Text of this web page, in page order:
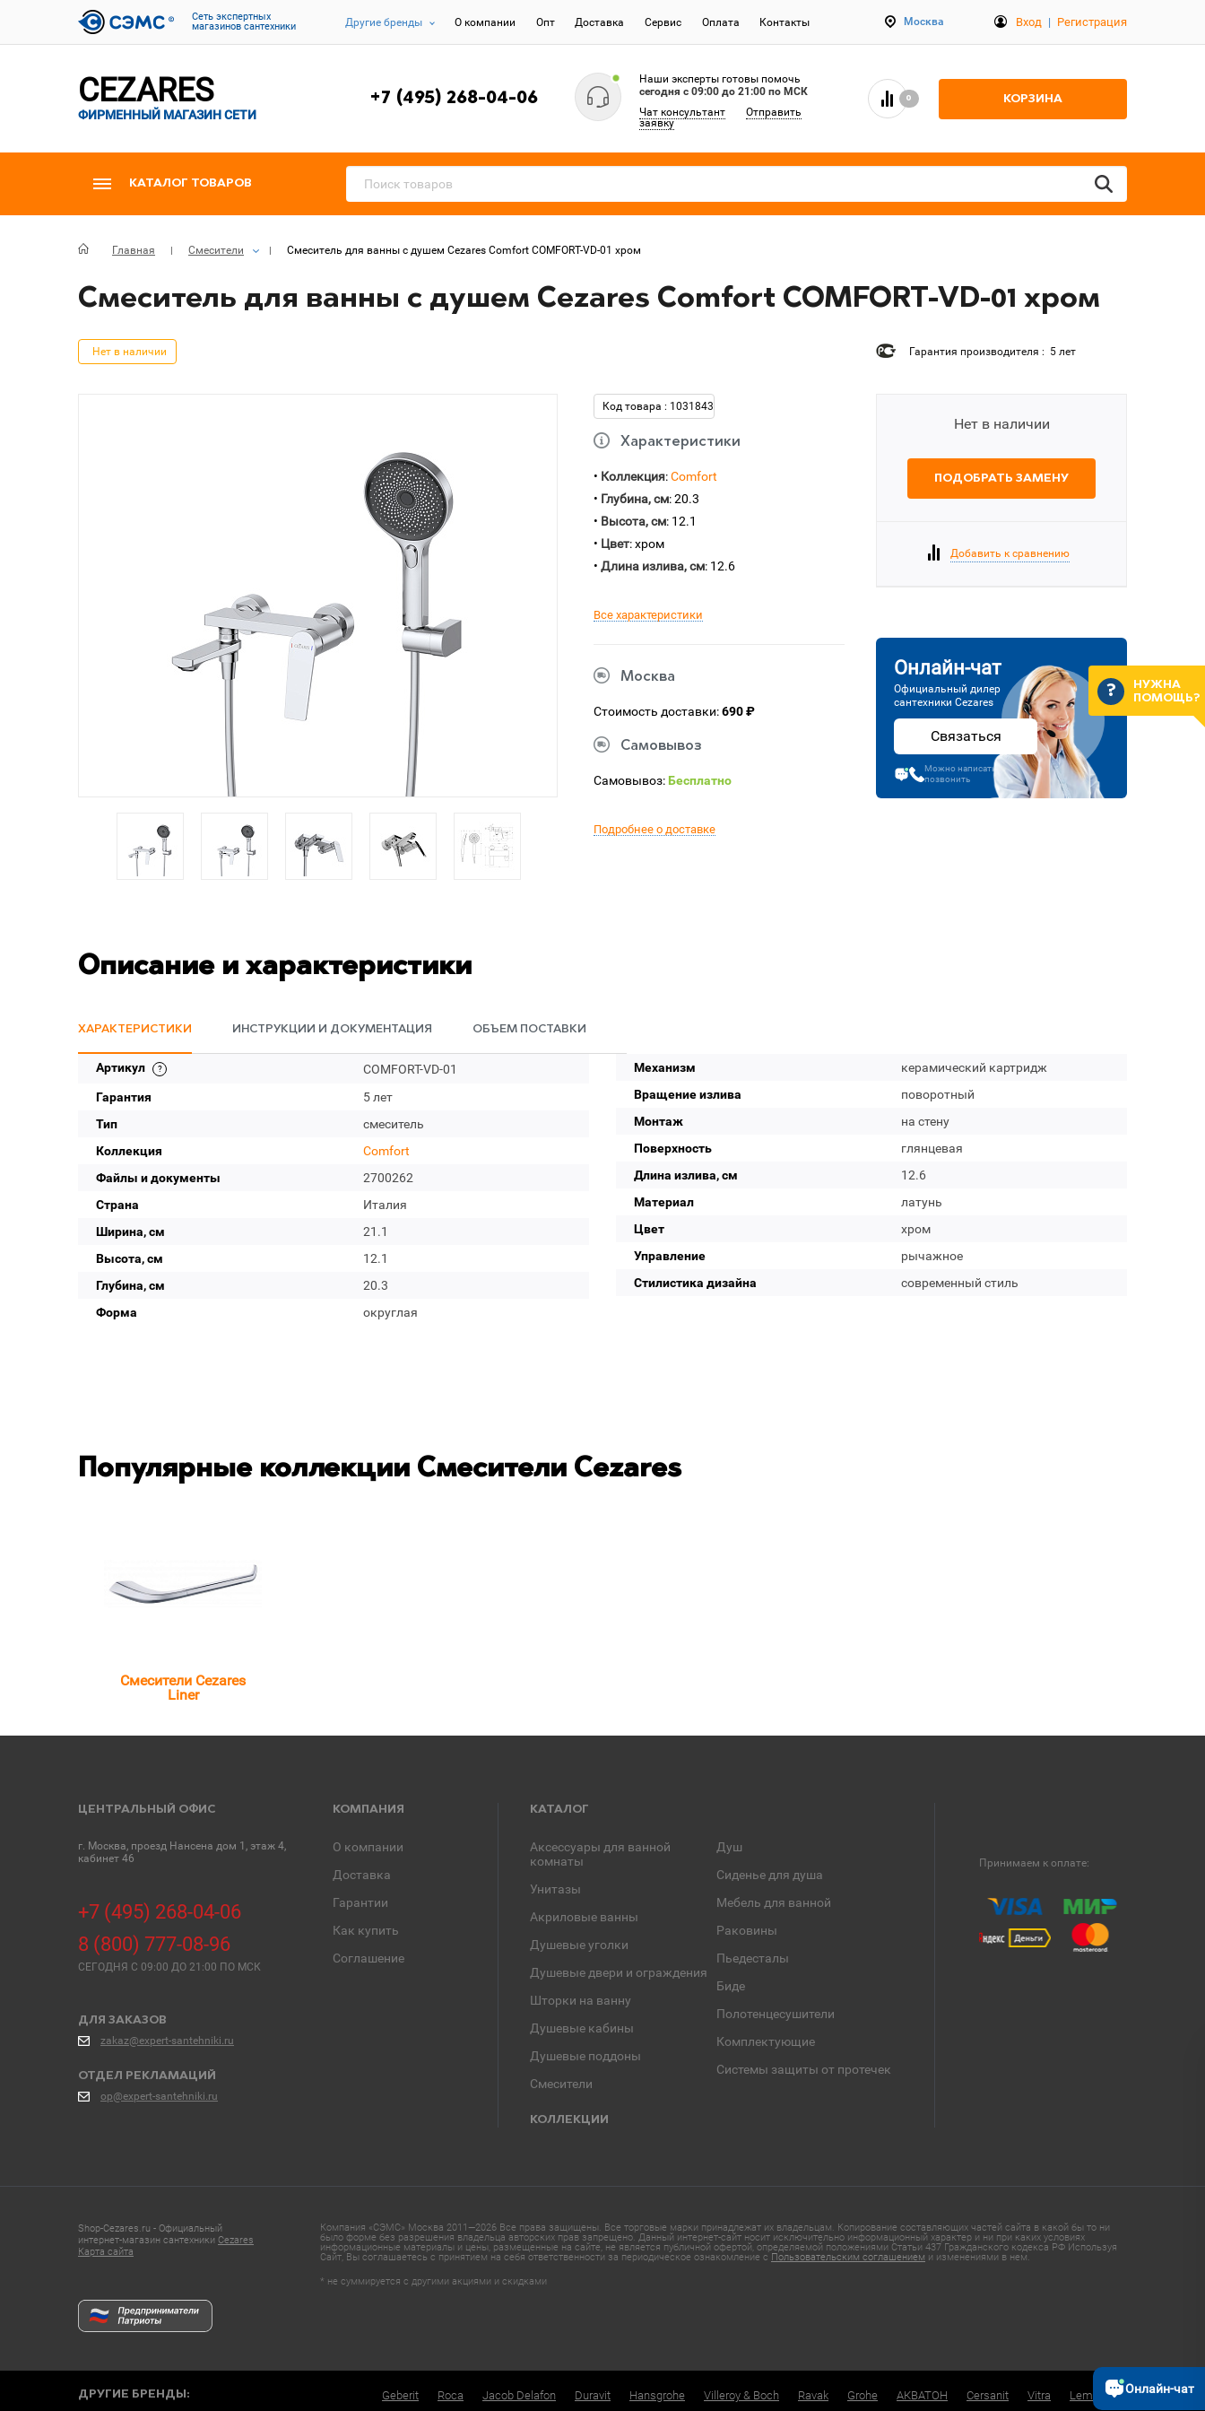
Cеть экспертных
магазинов сантехники
Другие бренды О компании Опт Доставка Сервис Оплата Контакты Москва Вход | Регистрация
CEZARES
ФИРМЕННЫЙ МАГАЗИН СЕТИ
+7 (495) 268-04-06
Наши эксперты готовы помочь
сегодня c 09:00 до 21:00 по МСК
Чат консультант
Отправить
заявку
0 КОРЗИНА
КАТАЛОГ ТОВАРОВ
Главная Смесители Смеситель для ванны с душем Cezares Comfort COMFORT-VD-01 хром
Смеситель для ванны с душем Cezares Comfort COMFORT-VD-01 хром
Нет в наличии Гарантия производителя : 5 лет
Код товара : 1031843
Характеристики
• Коллекция:Comfort
• Глубина, см: 20.3
• Высота, см: 12.1
• Цвет: хром
• Длина излива, см: 12.6
Все характеристики
Москва
Стоимость доставки:690 ₽
Самовывоз
Самовывоз:Бесплатно
Подробнее о доставке
Нет в наличии
ПОДОБРАТЬ ЗАМЕНУ
Добавить к сравнению
Онлайн-чат
Официальный дилер
сантехники Cezares
Связаться
Можно написать или
позвонить
Описание и характеристики
ХАРАКТЕРИСТИКИ ИНСТРУКЦИИ И ДОКУМЕНТАЦИЯ ОБЪЕМ ПОСТАВКИ
Артикул
COMFORT-VD-01
Гарантия
5 лет
Тип
смеситель
Коллекция
Comfort
Файлы и документы
2700262
Страна
Италия
Ширина, см
21.1
Высота, см
12.1
Глубина, см
20.3
Форма
округлая
Механизм
керамический картридж
Вращение излива
поворотный
Монтаж
на стену
Поверхность
глянцевая
Длина излива, см
12.6
Материал
латунь
Цвет
хром
Управление
рычажное
Стилистика дизайна
современный стиль
Популярные коллекции Смесители Cezares
Смесители Cezares
Liner
ЦЕНТРАЛЬНЫЙ ОФИС
г. Москва, проезд Нансена дом 1, этаж 4,
кабинет 46
+7 (495) 268-04-06
8 (800) 777-08-96
СЕГОДНЯ C 09:00 ДО 21:00 ПО МСК
ДЛЯ ЗАКАЗОВ
zakaz@expert-santehniki.ru
ОТДЕЛ РЕКЛАМАЦИЙ
op@expert-santehniki.ru
КОМПАНИЯ
О компании
Доставка
Гарантии
Как купить
Соглашение
КАТАЛОГ
Аксессуары для ванной
комнаты
Унитазы
Акриловые ванны
Душевые уголки
Душевые двери и ограждения
Шторки на ванну
Душевые кабины
Душевые поддоны
Смесители
Душ
Сиденье для душа
Мебель для ванной
Раковины
Пьедесталы
Биде
Полотенцесушители
Комплектующие
Системы защиты от протечек
КОЛЛЕКЦИИ
Принимаем к оплате:
Shop-Cezares.ru - Официальный
интернет-магазин сантехники Cezares
Карта сайта
Компания «СЭМС» Москва 2011—2026 Все права защищены. Все торговые марки принадлежат их владельцам. Копирование составляющих частей сайта в какой бы то ни
было форме без разрешения владельца авторских прав запрещено. Данный интернет-сайт носит исключительно информационный характер и ни при каких условиях
информационные материалы и цены, размещенные на сайте, не является публичной офертой, определяемой положениями Статьи 437 Гражданского кодекса РФ Используя
Сайт, Вы соглашаетесь с принятием на себя ответственности за периодическое ознакомление с Пользовательским соглашением и изменениями в нем.
* не суммируется с другими акциями и скидками
ДРУГИЕ БРЕНДЫ: Geberit Roca Jacob Delafon Duravit Hansgrohe Villeroy & Boch Ravak Grohe АКВАТОН Cersanit Vitra Lemark
НУЖНА
ПОМОЩЬ?
Онлайн-чат